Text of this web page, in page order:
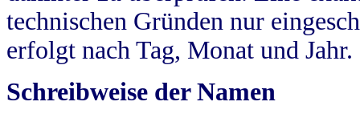
technischen Gründen nur
erfolgt nach Tag, Monat und Jahr.
Schreibweise der Namen